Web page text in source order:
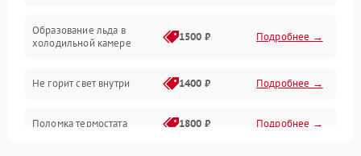
Образование льда в
холодильной камере
1500 ₽ Подробнее →
Не горит свет внутри 1400 ₽ Подробнее →
Поломка термостата 1800 ₽ Подробнее →